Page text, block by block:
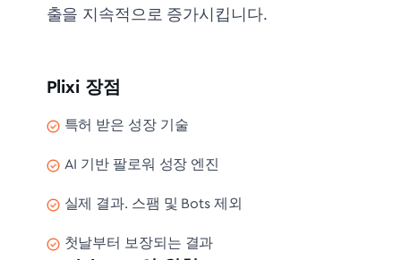
출을 지속적으로 증가시킵니다.
Plixi 장점
특허 받은 성장 기술
AI 기반 팔로워 성장 엔진
실제 결과. 스팸 및 Bots 제외
첫날부터 보장되는 결과